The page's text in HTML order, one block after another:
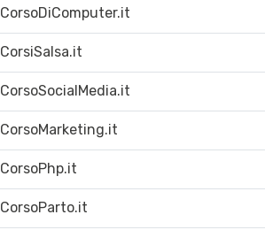
CorsoDiComputer.it
CorsiSalsa.it
CorsoSocialMedia.it
CorsoMarketing.it
CorsoPhp.it
CorsoParto.it